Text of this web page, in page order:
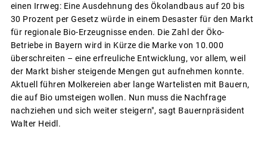
einen Irrweg: Eine Ausdehnung des Ökolandbaus auf 20 bis
30 Prozent per Gesetz würde in einem Desaster für den Markt
für regionale Bio-Erzeugnisse enden. Die Zahl der Öko-
Betriebe in Bayern wird in Kürze die Marke von 10.000
überschreiten – eine erfreuliche Entwicklung, vor allem, weil
der Markt bisher steigende Mengen gut aufnehmen konnte.
Aktuell führen Molkereien aber lange Wartelisten mit Bauern,
die auf Bio umsteigen wollen. Nun muss die Nachfrage
nachziehen und sich weiter steigern", sagt Bauernpräsident
Walter Heidl.